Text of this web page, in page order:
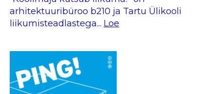
arhitektuuribüroo b210 ja Tartu Ülikooli
liikumisteadlastega... Loe